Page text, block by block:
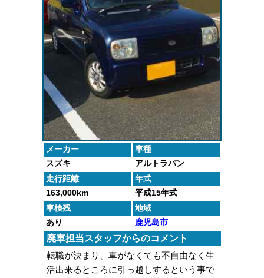
メーカー
車種
スズキ
アルトラパン
走行距離
年式
163,000km
平成15年式
車検残
地域
あり
鹿児島市
廃車担当スタッフからのコメント
転職が決まり、車がなくても不自由なく生
活出来るところに引っ越しするという事で